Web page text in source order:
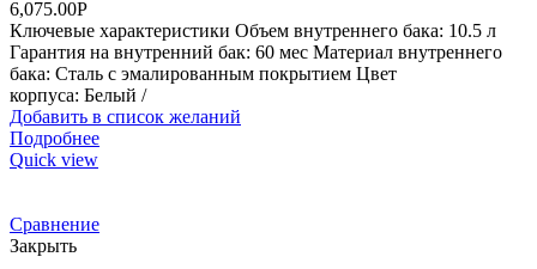
6,075.00Р
Ключевые характеристики Объем внутреннего бака: 10.5 л
Гарантия на внутренний бак: 60 мес Материал внутреннего
бака: Сталь с эмалированным покрытием Цвет
корпуса: Белый /
Добавить в список желаний
Подробнее
Quick view
Сравнение
Закрыть